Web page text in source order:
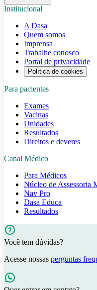
Institucional
A Dasa
Quem somos
Imprensa
Trabalhe conosco
Portal de privacidade
Política de cookies
Para pacientes
Exames
Vacinas
Unidades
Resultados
Direitos e deveres
Canal Médico
Para Médicos
Núcleo de Assessoria
Nav Pro
Dasa Educa
Resultados
Você tem dúvidas?
Acesse nossas perguntas